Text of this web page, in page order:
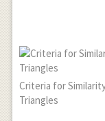
Criteria for
Triangles